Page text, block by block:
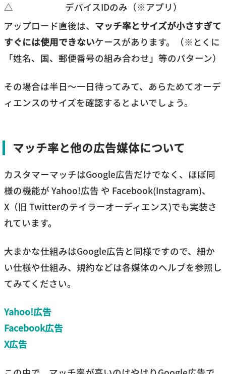
△
デバイスIDのみ（※アプリ）
アップロード直後は、 マッチ率とサイズが小さすぎて
すぐには使用できないケースがあります。（※とくに
「姓名、国、郵便番号の組み合わせ」等のパターン）
その場合は半日～一日待ってみて、あらためてオーデ
ィエンスのサイズを確認するとよいでしょう。
マッチ率と他の広告媒体について
カスタマーマッチはGoogle広告だけでなく、ほぼ同
様の機能が Yahoo!広告 や Facebook(Instagram)、
X（旧 Twitterのテイラーオーディエンス)でも実装さ
れています。
大まかな仕組みはGoogle広告と同様ですので、細か
い仕様や仕組み、規約などは各媒体のヘルプを参照し
てみてください。
Yahoo!広告
Facebook広告
X広告